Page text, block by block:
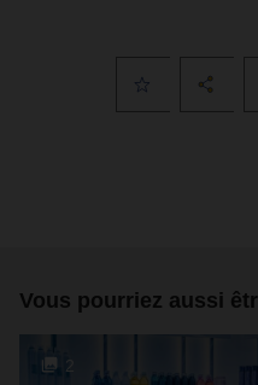
Vous pourriez aussi
2